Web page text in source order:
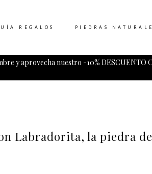
aprovecha nuestro -10% DESCUENTO
REGALOS PIEDRAS
Labradorita, la piedra